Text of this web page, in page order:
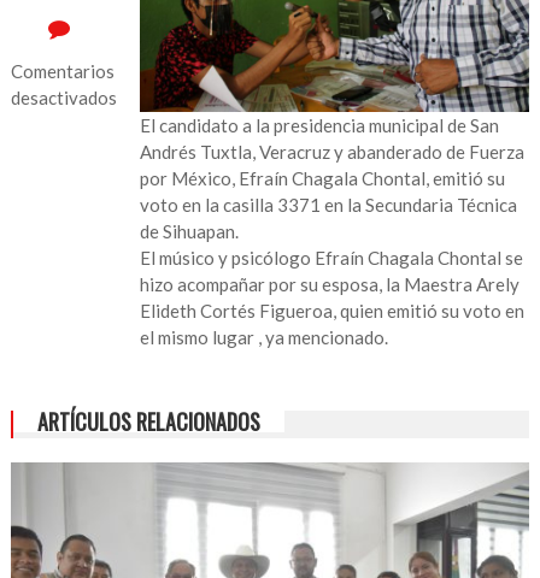
Comentarios
desactivados
Andrés
por
México
El candidato a la presidencia municipal de San
Andrés Tuxtla, Veracruz y abanderado de Fuerza
por México, Efraín Chagala Chontal, emitió su
voto en la casilla 3371 en la Secundaria Técnica
de Sihuapan.
El músico y psicólogo Efraín Chagala Chontal se
hizo acompañar por su esposa, la Maestra Arely
Elideth Cortés Figueroa, quien emitió su voto en
el mismo lugar , ya mencionado.
ARTÍCULOS RELACIONADOS